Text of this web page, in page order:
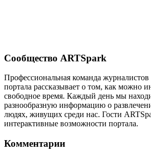
Сообщество ARTSpark
Профессиональная команда
портала рассказывает о том, как можно
свободное время. Каждый день мы
разнообразную информацию о
людях, живущих среди нас. Гости
интерактивные возможности портала.
Комментарии